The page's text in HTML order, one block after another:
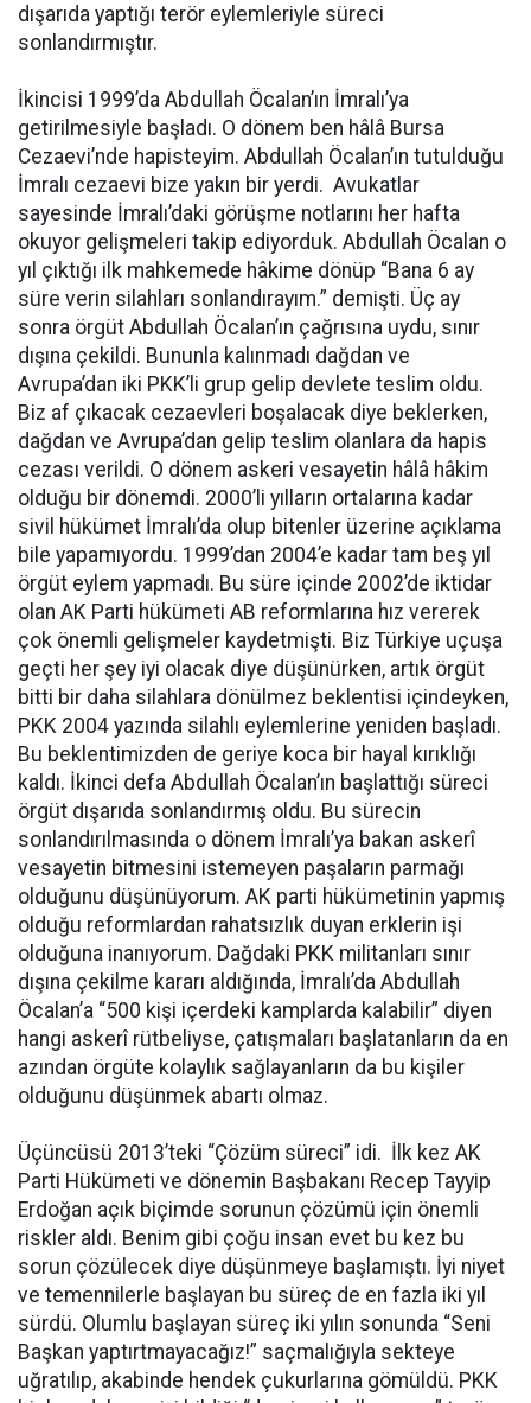
dışarıda yaptığı terör eylemleriyle süreci
sonlandırmıştır.
İkincisi 1999’da Abdullah Öcalan’ın İmralı’ya
getirilmesiyle başladı. O dönem ben hâlâ Bursa
Cezaevi’nde hapisteyim. Abdullah Öcalan’ın tutulduğu
İmralı cezaevi bize yakın bir yerdi. Avukatlar
sayesinde İmralı’daki görüşme notlarını her hafta
okuyor gelişmeleri takip ediyorduk. Abdullah Öcalan o
yıl çıktığı ilk mahkemede hâkime dönüp “Bana 6 ay
süre verin silahları sonlandırayım.” demişti. Üç ay
sonra örgüt Abdullah Öcalan’ın çağrısına uydu, sınır
dışına çekildi. Bununla kalınmadı dağdan ve
Avrupa’dan iki PKK’li grup gelip devlete teslim oldu.
Biz af çıkacak cezaevleri boşalacak diye beklerken,
dağdan ve Avrupa’dan gelip teslim olanlara da hapis
cezası verildi. O dönem askeri vesayetin hâlâ hâkim
olduğu bir dönemdi. 2000’li yılların ortalarına kadar
sivil hükümet İmralı’da olup bitenler üzerine açıklama
bile yapamıyordu. 1999’dan 2004’e kadar tam beş yıl
örgüt eylem yapmadı. Bu süre içinde 2002’de iktidar
olan AK Parti hükümeti AB reformlarına hız vererek
çok önemli gelişmeler kaydetmişti. Biz Türkiye uçuşa
geçti her şey iyi olacak diye düşünürken, artık örgüt
bitti bir daha silahlara dönülmez beklentisi içindeyken,
PKK 2004 yazında silahlı eylemlerine yeniden başladı.
Bu beklentimizden de geriye koca bir hayal kırıklığı
kaldı. İkinci defa Abdullah Öcalan’ın başlattığı süreci
örgüt dışarıda sonlandırmış oldu. Bu sürecin
sonlandırılmasında o dönem İmralı’ya bakan askerî
vesayetin bitmesini istemeyen paşaların parmağı
olduğunu düşünüyorum. AK parti hükümetinin yapmış
olduğu reformlardan rahatsızlık duyan erklerin işi
olduğuna inanıyorum. Dağdaki PKK militanları sınır
dışına çekilme kararı aldığında, İmralı’da Abdullah
Öcalan’a “500 kişi içerdeki kamplarda kalabilir” diyen
hangi askerî rütbeliyse, çatışmaları başlatanların da en
azından örgüte kolaylık sağlayanların da bu kişiler
olduğunu düşünmek abartı olmaz.
Üçüncüsü 2013’teki “Çözüm süreci” idi. İlk kez AK
Parti Hükümeti ve dönemin Başbakanı Recep Tayyip
Erdoğan açık biçimde sorunun çözümü için önemli
riskler aldı. Benim gibi çoğu insan evet bu kez bu
sorun çözülecek diye düşünmeye başlamıştı. İyi niyet
ve temennilerle başlayan bu süreç de en fazla iki yıl
sürdü. Olumlu başlayan süreç iki yılın sonunda “Seni
Başkan yaptırtmayacağız!” saçmalığıyla sekteye
uğratılıp, akabinde hendek çukurlarına gömüldü. PKK